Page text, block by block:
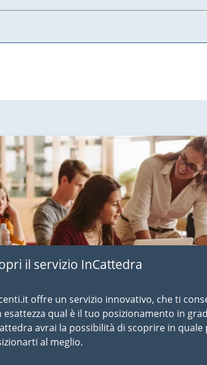
il servizio InCattedra
offre un servizio innovativo, che ti
esattezza qual è il tuo posizionamento in
avrai la possibilità di scoprire in quale
al meglio.